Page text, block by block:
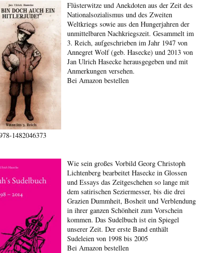
1482046373
Flüsterwitze und Anekdoten aus der Zeit des
Nationalsozialismus und des Zweiten
Weltkriegs sowie aus den Hungerjahren der
unmittelbaren Nachkriegszeit. Gesammelt im
3. Reich, aufgeschrieben im Jahr 1947 von
Annegret Wolf (geb. Hasecke) und 2013 von
Jan Ulrich Hasecke herausgegeben und mit
Anmerkungen versehen.
Bei Amazon bestellen
Wie sein großes Vorbild Georg Christoph
Lichtenberg bearbeitet Hasecke in Glossen
und Essays das Zeitgeschehen so lange mit
dem satirischen Seziermesser, bis die drei
Grazien Dummheit, Bosheit und Verblendung
in ihrer ganzen Schönheit zum Vorschein
kommen. Das Sudelbuch ist ein Spiegel
unserer Zeit. Der erste Band enthält
Sudeleien von 1998 bis 2005
Bei Amazon bestellen